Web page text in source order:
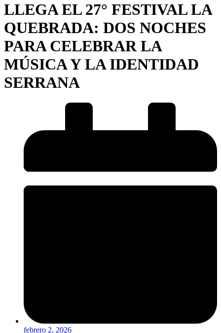
LLEGA EL 27° FESTIVAL LA
QUEBRADA: DOS NOCHES
PARA CELEBRAR LA
MÚSICA Y LA IDENTIDAD
SERRANA
febrero 2, 2026